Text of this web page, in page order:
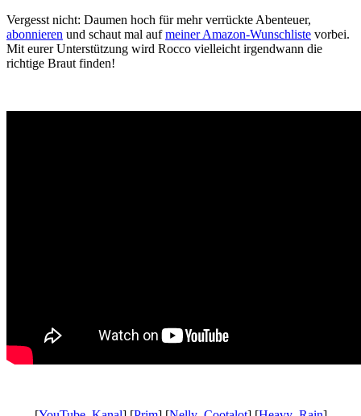
Vergesst nicht: Daumen hoch für mehr verrückte Abenteuer,
abonnieren und schaut mal aufmeiner Amazon-Wunschliste vorbei.
Mit eurer Unterstützung wird Rocco vielleicht irgendwann die
richtige Braut finden!